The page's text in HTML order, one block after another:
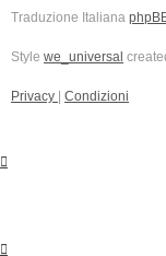
Traduzione Italiana
Style we_universal
Privacy Condizioni